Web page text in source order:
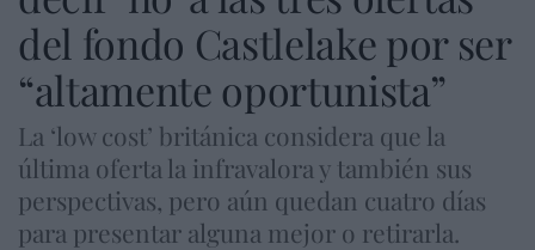
del fondo Castlelake por ser
“altamente oportunista”
La ‘low cost’ británica considera que la
última oferta la infravalora y también sus
perspectivas, pero aún quedan cuatro días
para presentar alguna mejor o retirarla.